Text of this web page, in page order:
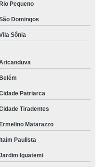
Rio Pequeno
Domingos
Sônia
Belém
Patriarca
Tiradentes
Ermelino Matarazzo
Itaim Paulista
Iguatemi